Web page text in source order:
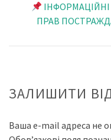
ПРАВ
ЗАЛИШИТИ
Ваша e-mail адреса не